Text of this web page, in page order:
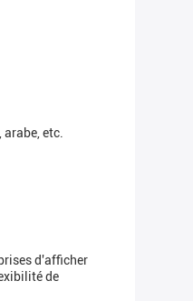
etc.
d'afficher
de